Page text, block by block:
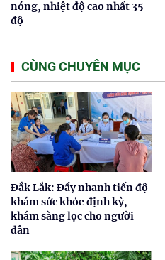
nóng, nhiệt độ cao nhất 35
độ
CÙNG CHUYÊN MỤC
Đắk Lắk: Đẩy nhanh tiến độ
khám sức khỏe định kỳ,
khám sàng lọc cho người
dân